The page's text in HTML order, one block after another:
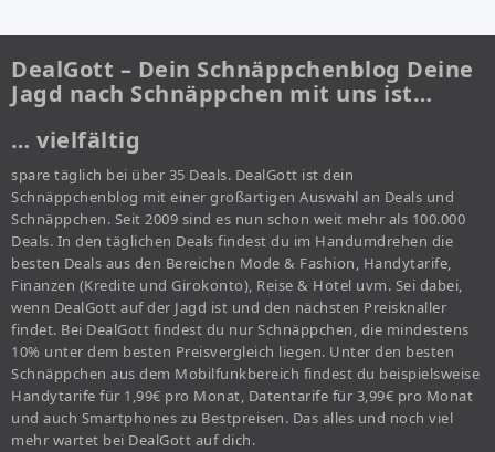
DealGott – Dein Schnäppchenblog Deine
Jagd nach Schnäppchen mit uns ist…
… vielfältig
spare täglich bei über 35 Deals. DealGott ist dein
Schnäppchenblog mit einer großartigen Auswahl an Deals und
Schnäppchen. Seit 2009 sind es nun schon weit mehr als 100.000
Deals. In den täglichen Deals findest du im Handumdrehen die
besten Deals aus den Bereichen Mode & Fashion, Handytarife,
Finanzen (Kredite und Girokonto), Reise & Hotel uvm. Sei dabei,
wenn DealGott auf der Jagd ist und den nächsten Preisknaller
findet. Bei DealGott findest du nur Schnäppchen, die mindestens
10% unter dem besten Preisvergleich liegen. Unter den besten
Schnäppchen aus dem Mobilfunkbereich findest du beispielsweise
Handytarife für 1,99€ pro Monat, Datentarife für 3,99€ pro Monat
und auch Smartphones zu Bestpreisen. Das alles und noch viel
mehr wartet bei DealGott auf dich.